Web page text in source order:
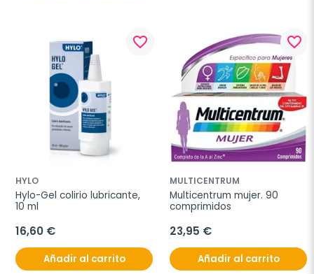
favorite_border
HYLO
Hylo-Gel colirio lubricante,
10 ml
16,60 €
Añadir al carrito
favorite_border
MULTICENTRUM
Multicentrum mujer. 90
comprimidos
23,95 €
Añadir al carrito